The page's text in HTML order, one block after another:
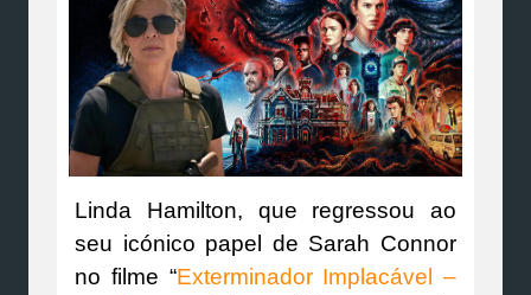
Linda Hamilton, que regressou ao
seu icónico papel de Sarah Connor
no filme “Exterminador Implacável –